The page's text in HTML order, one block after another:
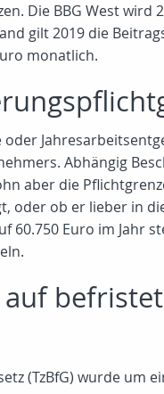
Die BBG West
gilt 2019 die
monatlich.
Abhängig
aber die
oder ob er lieber in
60.750 Euro im
(TzBfG) wurde um